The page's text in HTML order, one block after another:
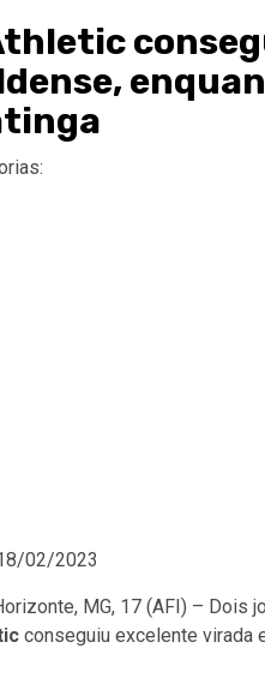
02/2023
MG, 17 (AFI) – Dois
conseguiu excelente virada